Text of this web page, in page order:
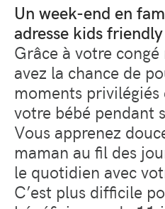
Un week-end en
adresse kids friendly
Grâce à votre
avez la chance de
moments
votre bébé pendant
Vous apprenez
maman au fil des
le quotidien avec
C’est plus difficile